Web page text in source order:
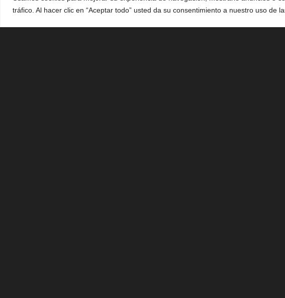
tráfico. Al hacer clic en “Aceptar todo” usted da su consentimiento a nuestro uso de
Aprovechar las herramientas de segmentación que ofrecen
permite dirigir tus anuncios específicamente a tu público objetivo,
comportamientos y más. Esto no solo maximiza el alcance de tus